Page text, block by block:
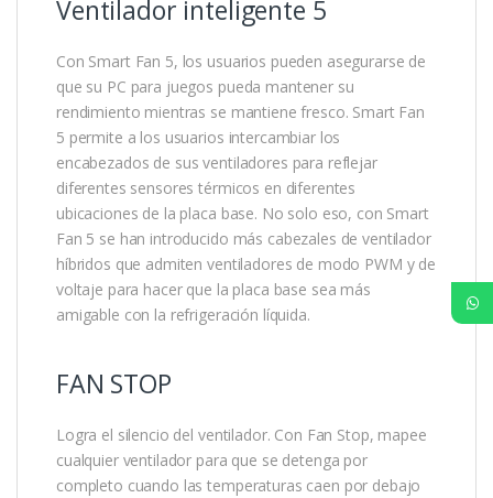
Ventilador inteligente 5
Con Smart Fan 5, los usuarios pueden asegurarse de
que su PC para juegos pueda mantener su
rendimiento mientras se mantiene fresco. Smart Fan
5 permite a los usuarios intercambiar los
encabezados de sus ventiladores para reflejar
diferentes sensores térmicos en diferentes
ubicaciones de la placa base. No solo eso, con Smart
Fan 5 se han introducido más cabezales de ventilador
híbridos que admiten ventiladores de modo PWM y de
voltaje para hacer que la placa base sea más
amigable con la refrigeración líquida.
FAN STOP
Logra el silencio del ventilador. Con Fan Stop, mapee
cualquier ventilador para que se detenga por
completo cuando las temperaturas caen por debajo